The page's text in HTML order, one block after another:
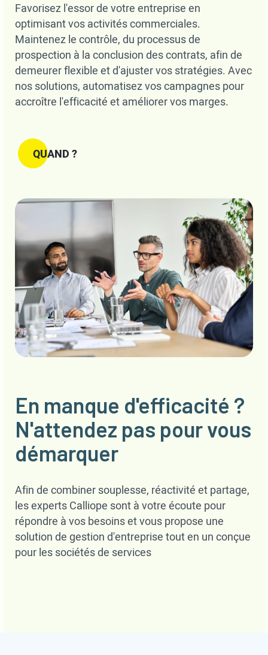
Favorisez l'essor de votre entreprise en
optimisant vos activités commerciales.
Maintenez le contrôle, du processus de
prospection à la conclusion des contrats, afin de
demeurer flexible et d'ajuster vos stratégies. Avec
nos solutions, automatisez vos campagnes pour
accroître l'efficacité et améliorer vos marges.
QUAND ?
En manque d'efficacité ?
N'attendez pas pour vous
démarquer
Afin de combiner souplesse, réactivité et partage,
les experts Calliope sont à votre écoute pour
répondre à vos besoins et vous propose une
solution de gestion d'entreprise tout en un conçue
pour les sociétés de services